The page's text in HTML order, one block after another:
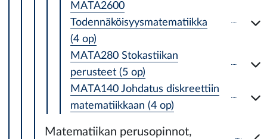
MATA2600
Todennäköisyysmatematiikka
(4 op)
MATA280 Stokastiikan
perusteet (5 op)
MATA140 Johdatus diskreettiin
matematiikkaan (4 op)
Matematiikan perusopinnot,